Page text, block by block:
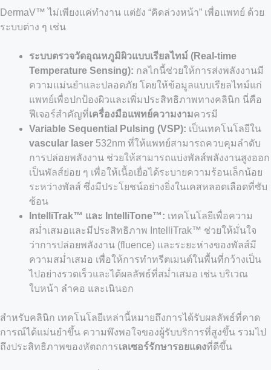
DermaV™ ไม่เพียงแค่ทำงาน แต่ยัง “คิดล่วงหน้า” เพื่อแพทย์ ด้วย
ระบบต่าง ๆ เช่น
ระบบตรวจวัดอุณหภูมิผิวแบบเรียลไทม์ (Real-time
Temperature Sensing): กลไกนี้ช่วยให้การส่งพลังงานมี
ความแม่นยำและปลอดภัย โดยให้ข้อมูลแบบเรียลไทม์แก่
แพทย์เพื่อปกป้องผิวและเพิ่มประสิทธิภาพทางคลินิก นี่คือ
ฟีเจอร์สำคัญที่เครื่องมือแพทย์ความงามควรมี
Variable Sequential Pulsing (VSP): เป็นเทคโนโลยีใน
vascular laser 532nm ที่ให้แพทย์สามารถควบคุมลำดับ
การปล่อยพลังงาน ช่วยให้สามารถแบ่งพัลส์พลังงานสูงออก
เป็นพัลส์ย่อย ๆ เพื่อให้เนื้อเยื่อได้ระบายความร้อนเล็กน้อย
ระหว่างพัลส์ ซึ่งมีประโยชน์อย่างยิ่งในเคสหลอดเลือดที่ซับ
ซ้อน
IntelliTrak™ และ IntelliTone™: เทคโนโลยีเพื่อความ
สม่ำเสมอและมีประสิทธิภาพ IntelliTrak™ ช่วยให้มั่นใจ
ว่าการปล่อยพลังงาน (fluence) และระยะห่างของพัลส์มี
ความสม่ำเสมอ เพื่อให้การทำทรีตเมนต์ในพื้นที่กว้างเป็น
ไปอย่างรวดเร็วและได้ผลลัพธ์ที่สม่ำเสมอ เช่น บริเวณ
ใบหน้า ลำคอ และเนินอก
สำหรับคลินิก เทคโนโลยีเหล่านี้หมายถึงการได้รับผลลัพธ์ที่คาด
การณ์ได้แม่นยำขึ้น ความพึงพอใจของผู้รับบริการที่สูงขึ้น รวมไป
ถึงประสิทธิภาพของหัตถการเลเซอร์รักษารอยแดงที่ดีขึ้น